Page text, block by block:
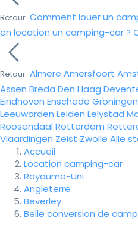
Retour Comment louer un
en location un camping-car ?
Retour Almere Amersfoort
Assen Breda Den Haag
Eindhoven Enschede Groningen
Leeuwarden Leiden Lelystad
Roosendaal Rotterdam
Vlaardingen Zeist Zwolle Alle
Accueil
Location camping-car
Royaume-Uni
Angleterre
Beverley
Belle conversion de